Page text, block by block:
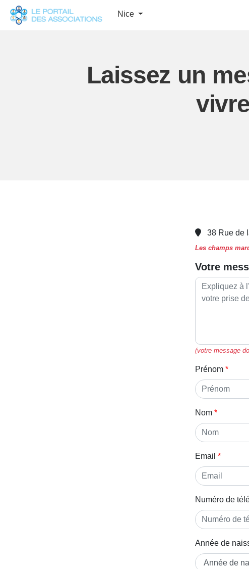
Nice
Laissez un
38 Rue de
Les champs
Votre
(votre message
Prénom
Nom
Email
Numéro de
Année de
Panneau de gestion des cookies